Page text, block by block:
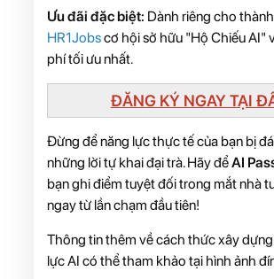
Ưu đãi đặc biệt: Dành riêng cho
HR1Jobscơ hội sở hữu "Hộ Chiếu AI"
phí tối ưu nhất.
ĐĂNG KÝ NGAY TẠI
Đừng để năng lực thực tế của bạn bị
những lời tự khai đại trà. Hãy đểAI
bạn ghi điểm tuyệt đối trong mắt nhà
ngay từ lần chạm đầu tiên!
Thông tin thêm về cách thức xây
lực AI có thể tham khảo tại hình ảnh